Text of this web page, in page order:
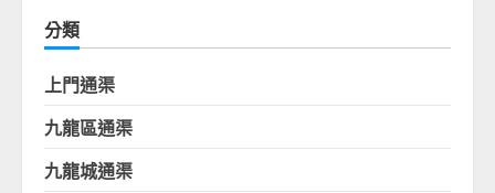
分類
上門通渠
九龍區通渠
九龍城通渠